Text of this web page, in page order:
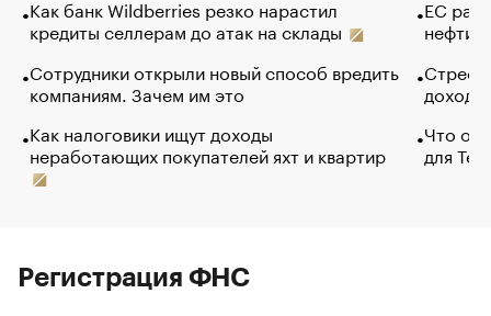
Как банк Wildberries резко нарастил
кредиты селлерам до атак на склады
Сотрудники открыли новый способ вредить
компаниям. Зачем им это
Как налоговики ищут доходы
неработающих покупателей яхт и квартир
ЕС
нефти
Что
для
Регистрация ФНС